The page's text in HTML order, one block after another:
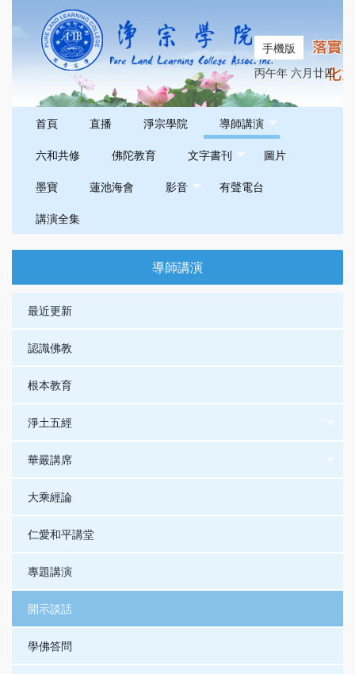
手機版
丙午年 六月廿四
首頁 直播 淨宗學院
導師講演
六和共修
佛陀教育 文字書刊
圖片
墨寶
蓮池海會 影音
有聲電台
講演全集
導師講演
最近更新
認識佛教
根本教育
淨土五經
華嚴講席
大乘經論
仁愛和平講堂
專題講演
開示談話
學佛答問